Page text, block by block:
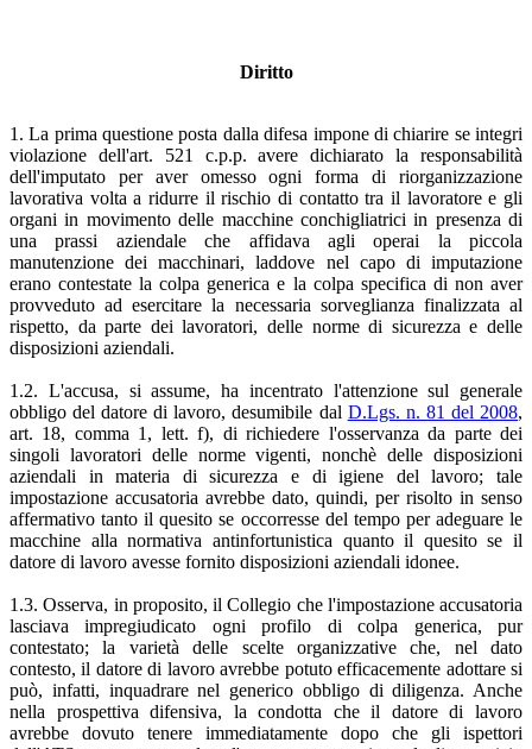
Diritto
1. La prima questione posta dalla difesa impone di chiarire se integri
violazione dell'art. 521 c.p.p. avere dichiarato la responsabilità
dell'imputato per aver omesso ogni forma di riorganizzazione
lavorativa volta a ridurre il rischio di contatto tra il lavoratore e gli
organi in movimento delle macchine conchigliatrici in presenza di
una prassi aziendale che affidava agli operai la piccola
manutenzione dei macchinari, laddove nel capo di imputazione
erano contestate la colpa generica e la colpa specifica di non aver
provveduto ad esercitare la necessaria sorveglianza finalizzata al
rispetto, da parte dei lavoratori, delle norme di sicurezza e delle
disposizioni aziendali.
1.2. L'accusa, si assume, ha incentrato l'attenzione sul generale
obbligo del datore di lavoro, desumibile dal D.Lgs. n. 81 del 2008,
art. 18, comma 1, lett. f), di richiedere l'osservanza da parte dei
singoli lavoratori delle norme vigenti, nonchè delle disposizioni
aziendali in materia di sicurezza e di igiene del lavoro; tale
impostazione accusatoria avrebbe dato, quindi, per risolto in senso
affermativo tanto il quesito se occorresse del tempo per adeguare le
macchine alla normativa antinfortunistica quanto il quesito se il
datore di lavoro avesse fornito disposizioni aziendali idonee.
1.3. Osserva, in proposito, il Collegio che l'impostazione accusatoria
lasciava impregiudicato ogni profilo di colpa generica, pur
contestato; la varietà delle scelte organizzative che, nel dato
contesto, il datore di lavoro avrebbe potuto efficacemente adottare si
può, infatti, inquadrare nel generico obbligo di diligenza. Anche
nella prospettiva difensiva, la condotta che il datore di lavoro
avrebbe dovuto tenere immediatamente dopo che gli ispettori